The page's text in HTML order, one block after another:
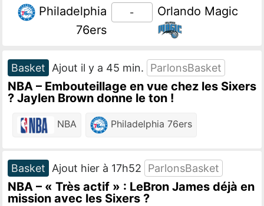
Philadelphia
76ers
- Orlando Magic
Basket Ajout il y a 45 min. ParlonsBasket
NBA – Embouteillage en vue chez les Sixers
? Jaylen Brown donne le ton !
NBA Philadelphia 76ers
Basket Ajout hier à 17h52 ParlonsBasket
NBA – « Très actif » : LeBron James déjà en
mission avec les Sixers ?